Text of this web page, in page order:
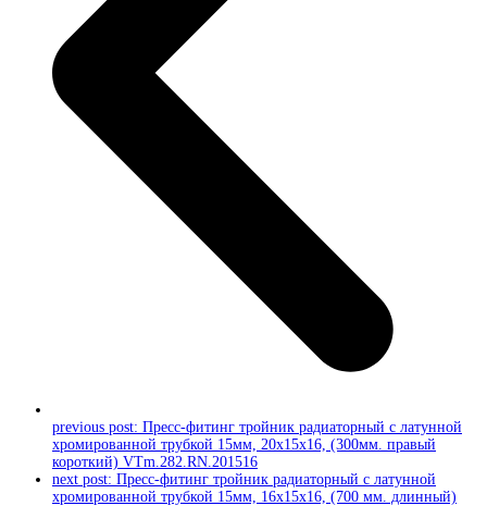
previous post: Пресс-фитинг тройник радиаторный с латунной
хромированной трубкой 15мм, 20х15х16, (300мм. правый
короткий) VTm.282.RN.201516
next post: Пресс-фитинг тройник радиаторный с латунной
хромированной трубкой 15мм, 16х15х16, (700 мм. длинный)